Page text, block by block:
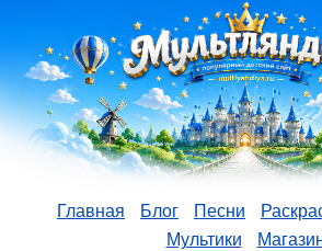
Главная Блог Песни
Мультики